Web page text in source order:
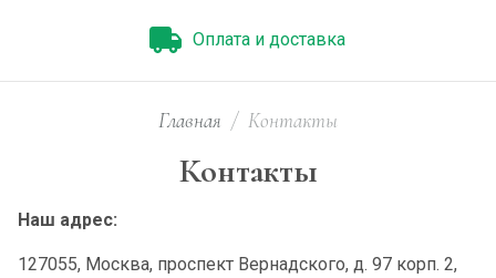
Оплата и доставка
Главная / Контакты
Контакты
Наш адрес:
127055, Москва, проспект Вернадского, д. 97 корп. 2,